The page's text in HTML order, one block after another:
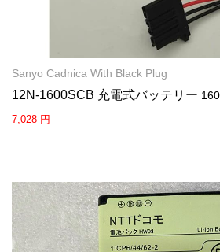
Sanyo Cadnica With Black Plug
12N-1600SCB 充電式バッテリー
7,028 円